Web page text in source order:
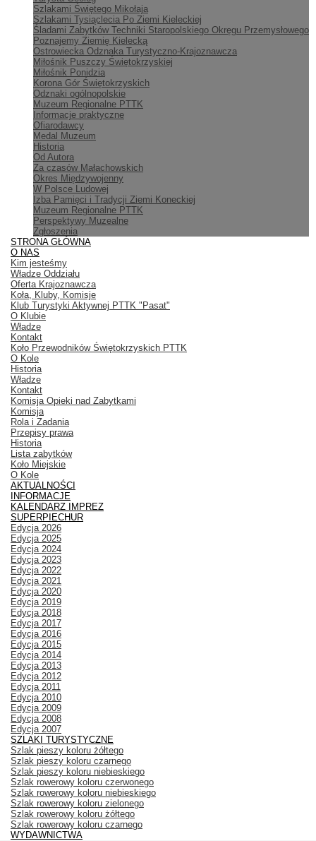
Szlakami Świętego Mikołaja
Szlakami Tysiąclecia Po Ziemi Kieleckiej
Śladami Zabytków Techniki Staropolskiego Okręgu Przemysłowego
Poznajemy Ziemię Kielecką
Ostrowiecka Odznaka Turystyczno-Krajoznawcza
Miłośnik Puszczy Świętokrzyskiej
Miłośnik Ponidzia
Korona Gór Świętokrzyskich
Odznaki ogólnopolskie
Muzeum Regionalne PTTK
Informacje praktyczne
Ofiarodawcy
Medal Muzeum
Historia
Od Autora
Za czasów Małachowskich
Okres Międzywojenny
W Polsce Ludowej
Izba Pamięci i Tradycji Ziemi Koneckiej
Muzeum Regionalne PTTK
Perspektywy Muzealne
Zgłoszenia
STRONA GŁÓWNA
O NAS
Kim jesteśmy
Władze Oddziału
Oferta Krajoznawcza
Koła, Kluby, Komisje
Klub Turystyki Aktywnej PTTK "Pasat"
O Klubie
Władze
Kontakt
Koło Przewodników Świętokrzyskich PTTK
O Kole
Historia
Władze
Kontakt
Komisja Opieki nad Zabytkami
Komisja
Rola i Zadania
Przepisy prawa
Historia
Lista zabytków
Koło Miejskie
O Kole
AKTUALNOŚCI
INFORMACJE
KALENDARZ IMPREZ
SUPERPIECHUR
Edycja 2026
Edycja 2025
Edycja 2024
Edycja 2023
Edycja 2022
Edycja 2021
Edycja 2020
Edycja 2019
Edycja 2018
Edycja 2017
Edycja 2016
Edycja 2015
Edycja 2014
Edycja 2013
Edycja 2012
Edycja 2011
Edycja 2010
Edycja 2009
Edycja 2008
Edycja 2007
SZLAKI TURYSTYCZNE
Szlak pieszy koloru żółtego
Szlak pieszy koloru czarnego
Szlak pieszy koloru niebieskiego
Szlak rowerowy koloru czerwonego
Szlak rowerowy koloru niebieskiego
Szlak rowerowy koloru zielonego
Szlak rowerowy koloru żółtego
Szlak rowerowy koloru czarnego
WYDAWNICTWA